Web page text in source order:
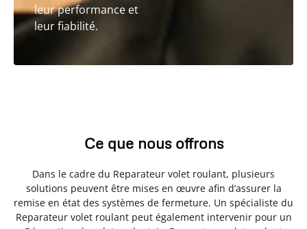
leur performance et
leur fiabilité.
Ce que nous offrons
Dans le cadre du Reparateur volet roulant, plusieurs
solutions peuvent être mises en œuvre afin d’assurer la
remise en état des systèmes de fermeture. Un spécialiste du
Reparateur volet roulant peut également intervenir pour un